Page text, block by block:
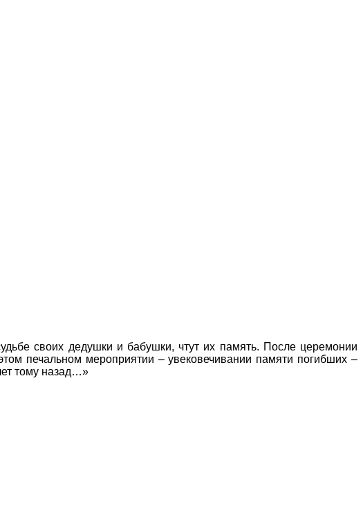
своих дедушки и бабушки, чтут их память. После церемонии
печальном мероприятии – увековечивании памяти погибших –
тому назад…»